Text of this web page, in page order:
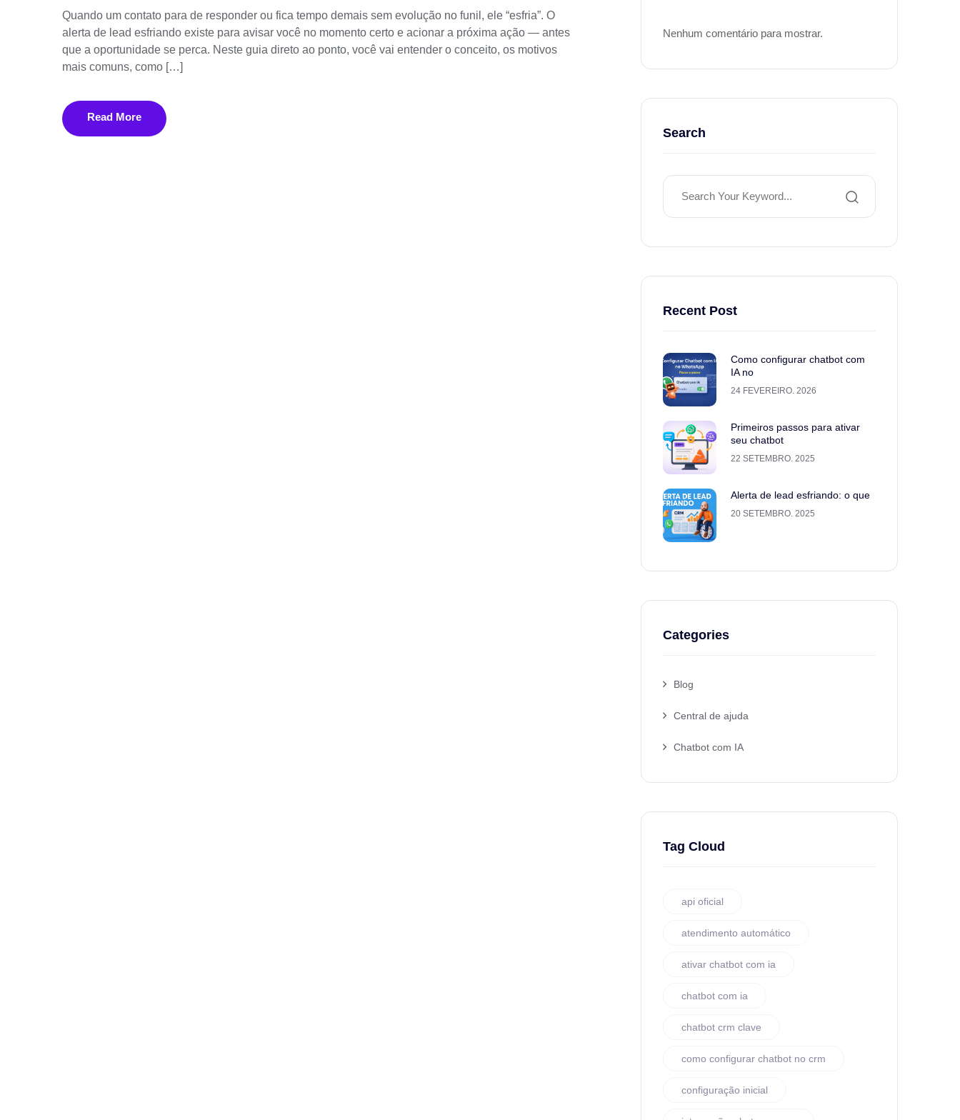
Quando um contato para de responder ou fica tempo demais sem evolução no funil, ele “esfria”. O
alerta de lead esfriando existe para avisar você no momento certo e acionar a próxima ação — antes
que a oportunidade se perca. Neste guia direto ao ponto, você vai entender o conceito, os motivos
mais comuns, como […]
Read More
Nenhum comentário para mostrar.
Search
Recent Post
Como configurar chatbot com
IA no
24 FEVEREIRO. 2026
Primeiros passos para ativar
seu chatbot
22 SETEMBRO. 2025
Alerta de lead esfriando: o que
20 SETEMBRO. 2025
Categories
Blog
Central de ajuda
Chatbot com IA
Tag Cloud
api oficial
atendimento automático
ativar chatbot com ia
chatbot com ia
chatbot crm clave
como configurar chatbot no crm
configuração inicial